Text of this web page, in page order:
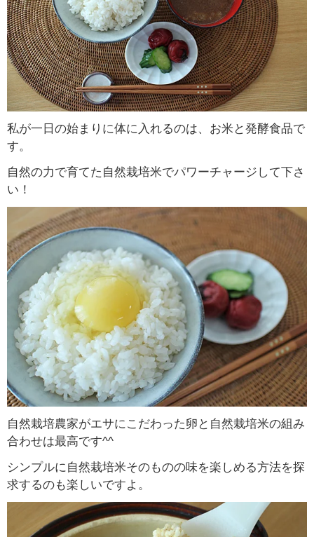
私が一日の始まりに体に入れるのは、お米と発酵食品で
す。
自然の力で育てた自然栽培米でパワーチャージして下さ
い！
自然栽培農家がエサにこだわった卵と自然栽培米の組み
合わせは最高です^^
シンプルに自然栽培米そのものの味を楽しめる方法を探
求するのも楽しいですよ。